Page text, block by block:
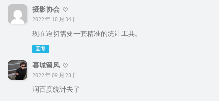
摄影协会
2022 年 10 月 04 日
现在迫切需要一套精准的统计工具。
回复
暮城留风
2022 年 09 月 23 日
润百度统计去了